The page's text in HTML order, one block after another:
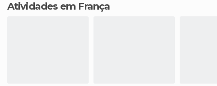
Atividades em França